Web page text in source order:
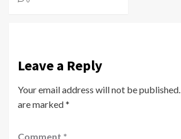
Leave a Reply
Your email address will not be published.
are marked*
Comment *